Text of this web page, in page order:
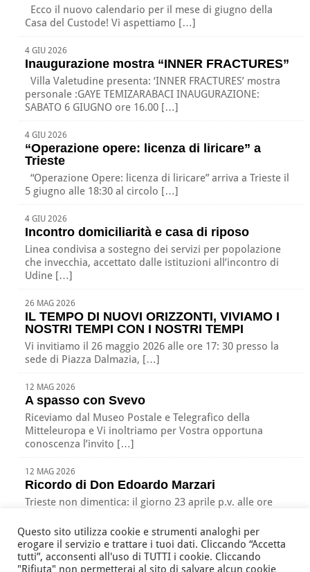
Ecco il nuovo calendario per il mese di giugno della
Casa del Custode! Vi aspettiamo […]
4 GIU 2026
Inaugurazione mostra “INNER FRACTURES”
Villa Valetudine presenta: ‘INNER FRACTURES’ mostra
personale :GAYE TEMIZARABACI INAUGURAZIONE:
SABATO 6 GIUGNO ore 16.00 […]
4 GIU 2026
“Operazione opere: licenza di liricare” a
Trieste
“Operazione Opere: licenza di liricare” arriva a Trieste il
5 giugno alle 18:30 al circolo […]
4 GIU 2026
Incontro domiciliarità e casa di riposo
Linea condivisa a sostegno dei servizi per popolazione
che invecchia, accettato dalle istituzioni all’incontro di
Udine […]
26 MAG 2026
IL TEMPO DI NUOVI ORIZZONTI, VIVIAMO I
NOSTRI TEMPI CON I NOSTRI TEMPI
Vi invitiamo il 26 maggio 2026 alle ore 17: 30 presso la
sede di Piazza Dalmazia, […]
12 MAG 2026
A spasso con Svevo
Riceviamo dal Museo Postale e Telegrafico della
Mitteleuropa e Vi inoltriamo per Vostra opportuna
conoscenza l’invito […]
12 MAG 2026
Ricordo di Don Edoardo Marzari
Trieste non dimentica: il giorno 23 aprile p.v. alle ore
Questo sito utilizza cookie e strumenti analoghi per
erogare il servizio e trattare i tuoi dati. Cliccando “Accetta
tutti”, acconsenti all'uso di TUTTI i cookie. Cliccando
"Rifiuta" non permetterai al sito di salvare alcun cookie